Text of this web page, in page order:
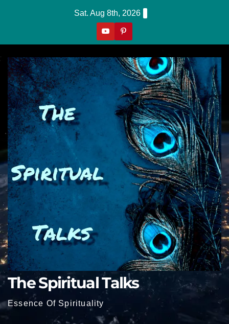
Sat. Aug 8th, 2026
The Spiritual Talks
Essence Of Spirituality